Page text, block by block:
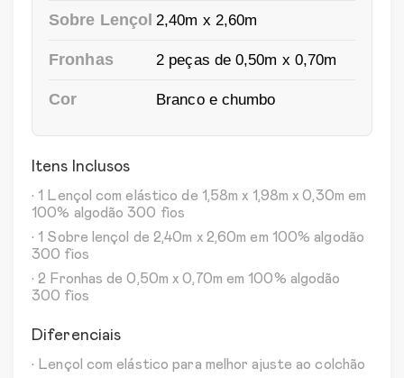
Sobre Lençol 2,40m x 2,60m
Fronhas 2 peças de 0,50m x 0,70m
Cor Branco e chumbo
Itens Inclusos
• 1 Lençol com elástico de 1,58m x 1,98m x 0,30m em
100% algodão 300 fios
• 1 Sobre lençol de 2,40m x 2,60m em 100% algodão
300 fios
• 2 Fronhas de 0,50m x 0,70m em 100% algodão
300 fios
Diferenciais
• Lençol com elástico para melhor ajuste ao colchão